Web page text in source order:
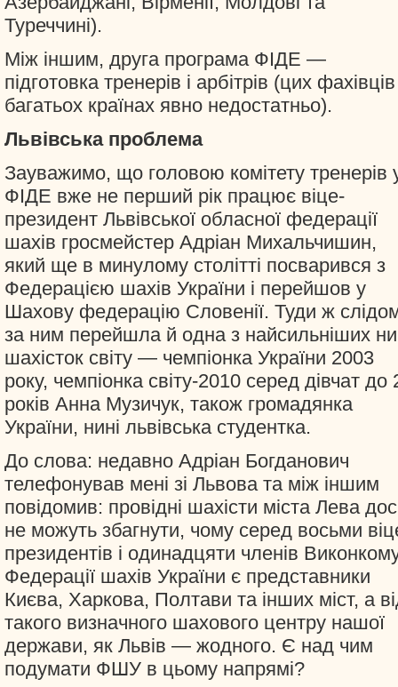
Туреччині).
Між іншим, друга програма ФІДЕ —
підготовка тренерів і арбітрів (цих
багатьох країнах явно недостатньо).
Львівська проблема
Зауважимо, що головою комітету тренерів
ФІДЕ вже не перший рік працює віце-
президент Львівської обласної федерації
шахів гросмейстер Адріан Михальчишин,
який ще в минулому столітті посварився з
Федерацією шахів України і перейшов у
Шахову федерацію Словенії. Туди ж
за ним перейшла й одна з найсильніших
шахісток світу — чемпіонка України 2003
року, чемпіонка світу-2010 серед дівчат до
років Анна Музичук, також громадянка
України, нині львівська студентка.
До слова: недавно Адріан Богданович
телефонував мені зі Львова та між іншим
повідомив: провідні шахісти міста Лева
не можуть збагнути, чому серед восьми
президентів і одинадцяти членів
Федерації шахів України є представники
Києва, Харкова, Полтави та інших міст, а
такого визначного шахового центру нашої
держави, як Львів — жодного. Є над чим
подумати ФШУ в цьому напрямі?